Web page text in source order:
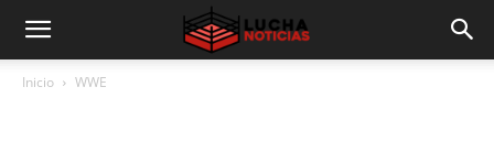
Inicio WWE